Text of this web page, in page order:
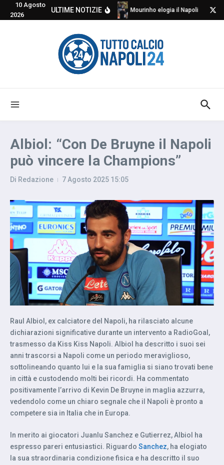
Salta al contenuto
10 Agosto
2026
ULTIME NOTIZIE Mourinho elogia il Napoli e critica
Albiol: “Con De Bruyne il Napoli
può vincere la Champions”
Di Redazione 7 Agosto 2025 15:05
Raul Albiol, ex calciatore del Napoli, ha rilasciato alcune
dichiarazioni significative durante un intervento a RadioGoal,
trasmesso da Kiss Kiss Napoli. Albiol ha descritto i suoi sei
anni trascorsi a Napoli come un periodo meraviglioso,
sottolineando quanto lui e la sua famiglia si siano trovati bene
in città e custodendo molti bei ricordi. Ha commentato
positivamente l’arrivo di Kevin De Bruyne in maglia azzurra,
vedendolo come un chiaro segnale che il Napoli è pronto a
competere sia in Italia che in Europa.
In merito ai giocatori Juanlu Sanchez e Gutierrez, Albiol ha
espresso pareri entusiastici. Riguardo Sanchez, ha elogiato
la sua straordinaria condizione fisica e ha descritto il suo